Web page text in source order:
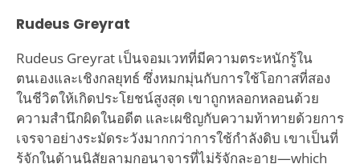
Rudeus Greyrat
Rudeus Greyrat เป็นจอมเวทที่มีความตระหนักรู้ใน
ตนเองและเชิงกลยุทธ์ ซึ่งหมกมุ่นกับการใช้โอกาสที่สอง
ในชีวิตให้เกิดประโยชน์สูงสุด เขาถูกหลอกหลอนด้วย
ความสำนึกผิดในอดีต และเผชิญกับความท้าทายด้วยการ
เจรจาอย่างระมัดระวังมากกว่าการใช้กำลังดิบ เขาเป็นที่
รู้จักในด้านนิสัยลามกอนาจารที่ไม่รู้จักละอาย—which